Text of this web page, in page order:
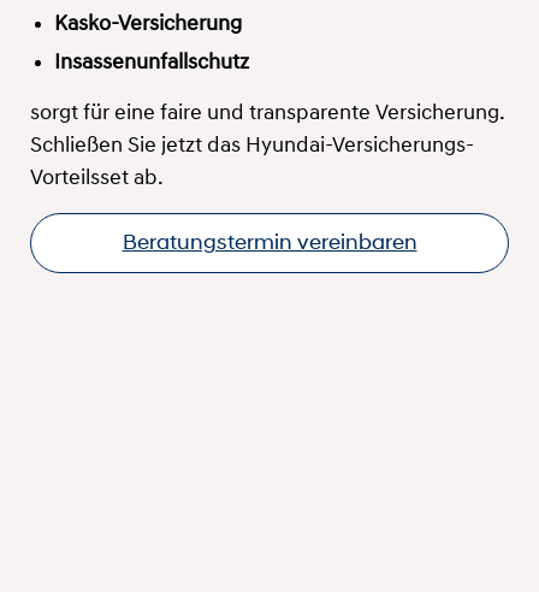
Kasko-Versicherung
Insassenunfallschutz
sorgt für eine faire und transparente Versicherung.
Schließen Sie jetzt das Hyundai-Versicherungs-
Vorteilsset ab.
Beratungstermin vereinbaren